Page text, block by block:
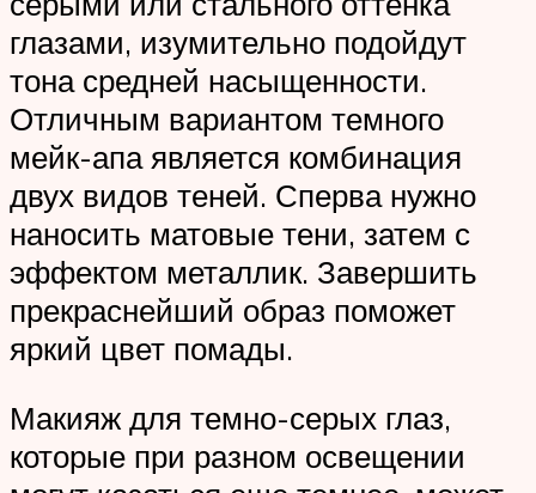
глазами, изумительно подойдут
тона средней насыщенности.
Отличным вариантом темного
мейк-апа является комбинация
двух видов теней. Сперва нужно
наносить матовые тени, затем с
эффектом металлик. Завершить
прекраснейший образ поможет
яркий цвет помады.
Макияж для темно-серых глаз,
которые при разном освещении